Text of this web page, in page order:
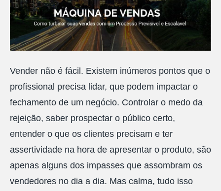
Vender não é fácil. Existem inúmeros pontos que o
profissional precisa lidar, que podem impactar o
fechamento de um negócio. Controlar o medo da
rejeição, saber prospectar o público certo,
entender o que os clientes precisam e ter
assertividade na hora de apresentar o produto, são
apenas alguns dos impasses que assombram os
vendedores no dia a dia. Mas calma, tudo isso